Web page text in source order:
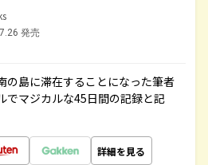
発売
の島に滞在することになった筆者
でマジカルな45日間の記録と記
詳細を見る